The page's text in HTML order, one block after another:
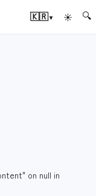
🇰🇷▾ ☀ 🔍
on null in